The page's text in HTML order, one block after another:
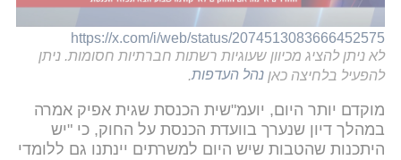
https://x.com/i/web/status/2074513083666452575
לא ניתן להציג מכיוון שעוגיות רשתות חברתיות חסומות. ניתן
להפעיל בלחיצה כאן נהל העדפות
מוקדם יותר היום, יועמ"שית הכנסת שגית אפיק אמרה
במהלך דיון שנערך בוועדת הכנסת על החוק, כי "יש
היתכנות שהטבות שיש היום למשרתים יינתנו גם ללומדי